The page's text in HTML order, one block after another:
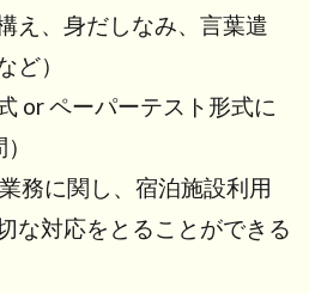
え、身だしなみ、言葉遣
ど）
or ペーパーテスト形式に
務に関し、宿泊施設利用
な対応をとることができる